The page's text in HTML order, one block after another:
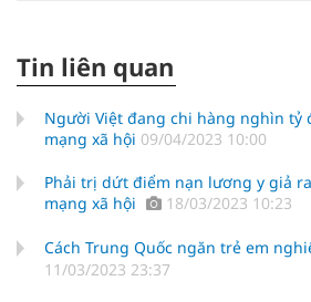
Tin liên quan
Người Việt đang chi hàng nghìn tỷ
mạng xã hội 09/04/2023 10:00
Phải trị dứt điểm nạn lương y giả
mạng xã hội
18/03/2023 10:23
Cách Trung Quốc ngăn trẻ em
11/03/2023 23:37